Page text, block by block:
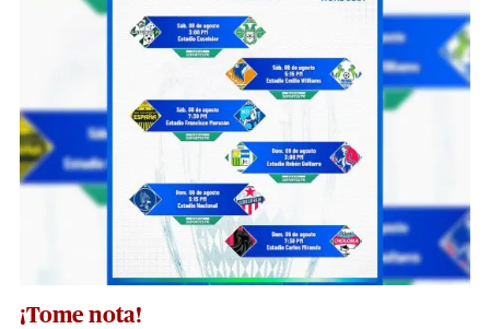
¡Tome nota!